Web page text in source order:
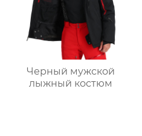
Черный мужской
лыжный костюм